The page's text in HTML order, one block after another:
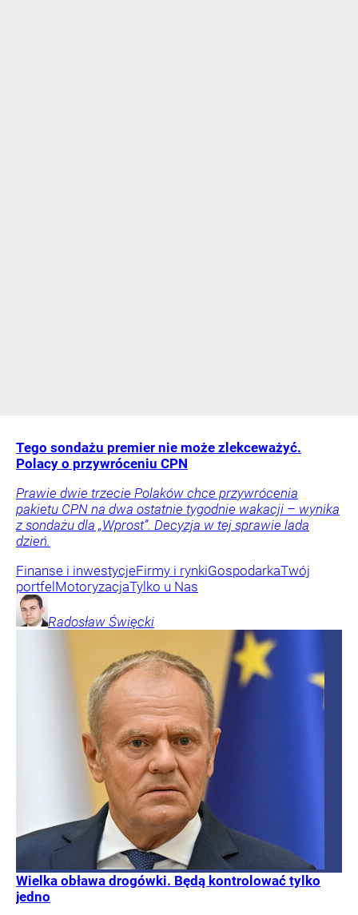
Tego sondażu premier nie może zlekceważyć.
Polacy o przywróceniu CPN
Prawie dwie trzecie Polaków chce przywrócenia
pakietu CPN na dwa ostatnie tygodnie wakacji – wynika
z sondażu dla „Wprost”. Decyzja w tej sprawie lada
dzień.
Finanse i inwestycjeFirmy i rynkiGospodarkaTwój
portfel MotoryzacjaTylko u Nas
Radosław Święcki
Wielka obława drogówki. Będą kontrolować tylko
jedno